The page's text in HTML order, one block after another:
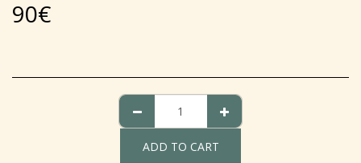
90€
ADD TO CART